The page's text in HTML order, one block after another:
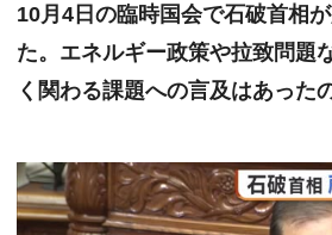
10月4日の臨時国会で石破首相
た。エネルギー政策や拉致問題
く関わる課題への言及はあった